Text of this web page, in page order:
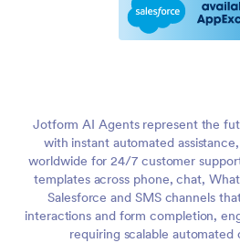
Jotform AI Agents represent the
with instant automated
worldwide for 24/7 customer
templates across phone, chat,
Salesforce and SMS channels
interactions and form completion,
requiring scalable automated